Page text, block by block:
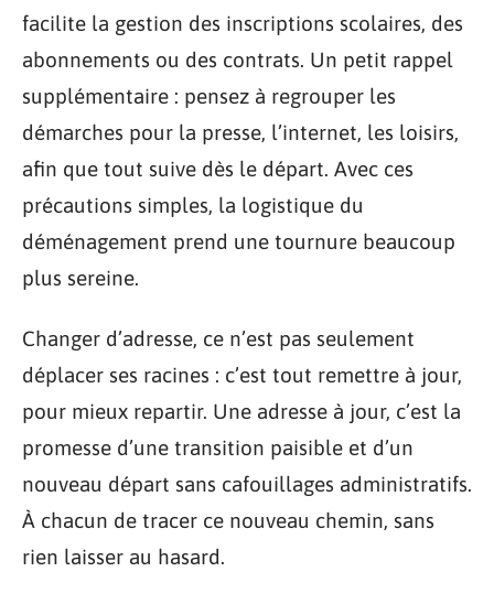
facilite la gestion des inscriptions scolaires, des
abonnements ou des contrats. Un petit rappel
supplémentaire : pensez à regrouper les
démarches pour la presse, l’internet, les loisirs,
afin que tout suive dès le départ. Avec ces
précautions simples, la logistique du
déménagement prend une tournure beaucoup
plus sereine.
Changer d’adresse, ce n’est pas seulement
déplacer ses racines : c’est tout remettre à jour,
pour mieux repartir. Une adresse à jour, c’est la
promesse d’une transition paisible et d’un
nouveau départ sans cafouillages administratifs.
À chacun de tracer ce nouveau chemin, sans
rien laisser au hasard.